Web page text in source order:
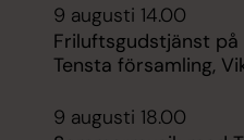
9 augusti 14.00
Friluftsgudstjänst
Tensta församling,
9 augusti 18.00